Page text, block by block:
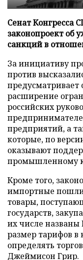
Сенат Конгресса
законопроект об
санкций в
За инициативу
против
предусматривает
расширение
российских
предприятий, а
которые, по
оказывают
промышленному
Кроме того,
импортные
товары,
государств,
их числе
размер тарифов в
определять
Джеймисон Грир.